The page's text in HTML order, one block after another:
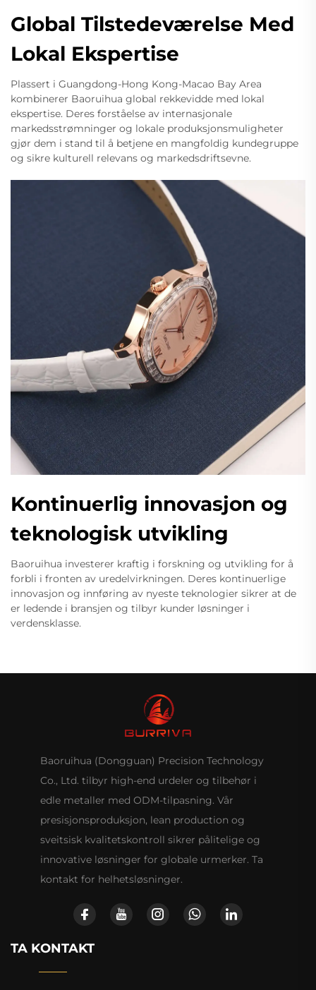
Global Tilstedeværelse Med
Lokal Ekspertise
Plassert i Guangdong-Hong Kong-Macao Bay Area
kombinerer Baoruihua global rekkevidde med lokal
ekspertise. Deres forståelse av internasjonale
markedsstrømninger og lokale produksjonsmuligheter
gjør dem i stand til å betjene en mangfoldig kundegruppe
og sikre kulturell relevans og markedsdriftsevne.
Kontinuerlig innovasjon og
teknologisk utvikling
Baoruihua investerer kraftig i forskning og utvikling for å
forbli i fronten av uredelvirkningen. Deres kontinuerlige
innovasjon og innføring av nyeste teknologier sikrer at de
er ledende i bransjen og tilbyr kunder løsninger i
verdensklasse.
Baoruihua (Dongguan) Precision Technology
Co., Ltd. tilbyr high-end urdeler og tilbehør i
edle metaller med ODM-tilpasning. Vår
presisjonsproduksjon, lean production og
sveitsisk kvalitetskontroll sikrer pålitelige og
innovative løsninger for globale urmerker. Ta
kontakt for helhetsløsninger.
TA KONTAKT